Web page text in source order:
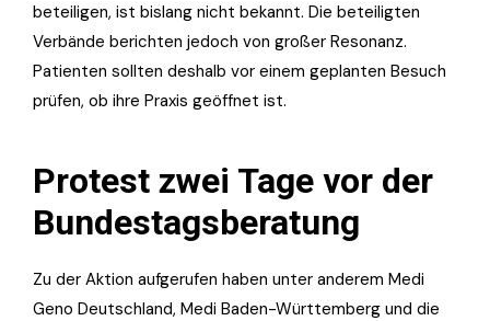
beteiligen, ist bislang nicht bekannt. Die beteiligten
Verbände berichten jedoch von großer Resonanz.
Patienten sollten deshalb vor einem geplanten Besuch
prüfen, ob ihre Praxis geöffnet ist.
Protest zwei Tage vor der
Bundestagsberatung
Zu der Aktion aufgerufen haben unter anderem Medi
Geno Deutschland, Medi Baden-Württemberg und die